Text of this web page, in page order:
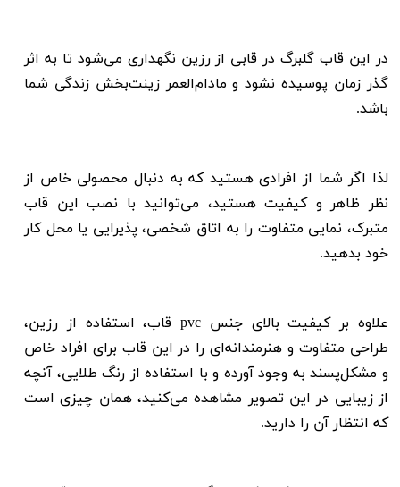
در این قاب گلبرگ در قابی از رزین نگهداری می‌شود تا به اثر
گذر زمان پوسیده نشود و مادام‌العمر زینت‌بخش زندگی شما
باشد.
لذا اگر شما از افرادی هستید که به دنبال محصولی خاص از
نظر ظاهر و کیفیت هستید، می‌توانید با نصب این قاب
متبرک، نمایی متفاوت را به اتاق شخصی، پذیرایی یا محل کار
خود بدهید.
علاوه بر کیفیت بالای جنس pvcقاب، استفاده از رزین،
طراحی متفاوت و هنرمندانه‌‌ای را در این قاب برای افراد خاص
و مشکل‌پسند به وجود آورده و با استفاده از رنگ طلایی، آنچه
از زیبایی در این تصویر مشاهده می‌کنید، همان چیزی است
که انتظار آن را دارید.